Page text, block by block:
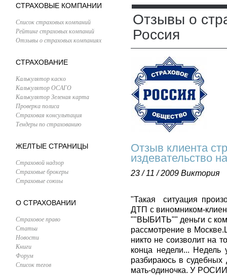
СТРАХОВЫЕ КОМПАНИИ
Список страховых компаний
Рейтинг страховых компаний
Отзывы о страховых компаниях
СТРАХОВАНИЕ
Калькулятор каско
Калькулятор ОСАГО
Калькулятор Зеленая карта
Проверка полиса
Страховая консультация
Тендеры по страхованию
ЖЕЛТЫЕ СТРАНИЦЫ
Страховой надзор
Страховые брокеры
Страховые союзы
О СТРАХОВАНИИ
Страховое право
Статьи
Новости
Книги
Форум
Список тегов
Отзывы о
Россия
Отзыв клиента
издевательство
23 / 11 / 2009 Виктория
"Такая ситуация
ДТП с виномником-
""ВЫБИТЬ"" деньги с
рассмотрение в
никто не соизволит на
конца недели...
разбираюсь в судебных
мать-одиночка. У РОСИИ